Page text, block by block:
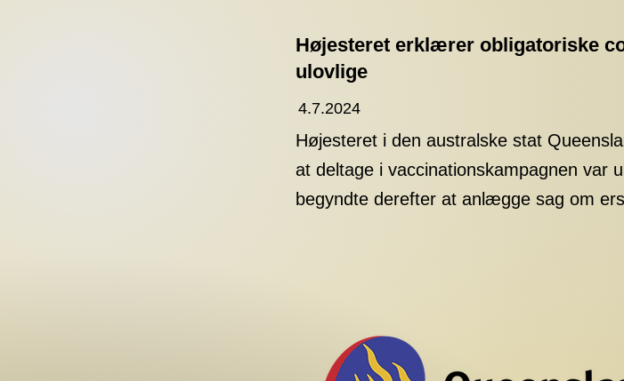
Højesteret erklærer obligatoriske
ulovlige
4.7.2024
Højesteret i den australske stat
at deltage i vaccinationskampagnen var
begyndte derefter at anlægge sag om